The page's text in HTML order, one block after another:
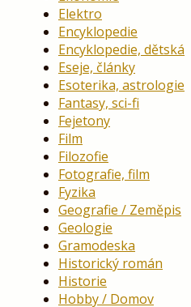
Elektro
Encyklopedie
Encyklopedie, dětská
Eseje, články
Esoterika, astrologie
Fantasy, sci-fi
Fejetony
Film
Filozofie
Fotografie, film
Fyzika
Geografie / Zeměpis
Geologie
Gramodeska
Historický román
Historie
Hobby / Domov